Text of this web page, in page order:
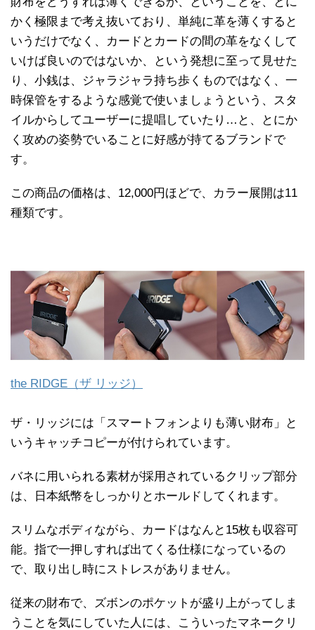
かく極限まで考え抜いており、単純に革を薄くすると
いうだけでなく、カードとカードの間の革をなくして
いけば良いのではないか、という発想に至って見せた
り、小銭は、ジャラジャラ持ち歩くものではなく、一
時保管をするような感覚で使いましょうという、スタ
イルからしてユーザーに提唱していたり…と、とにか
く攻めの姿勢でいることに好感が持てるブランドで
す。
この商品の価格は、12,000円ほどで、カラー展開は11
種類です。
the RIDGE（ザ リッジ）
ザ・リッジには「スマートフォンよりも薄い財布」と
いうキャッチコピーが付けられています。
バネに用いられる素材が採用されているクリップ部分
は、日本紙幣をしっかりとホールドしてくれます。
スリムなボディながら、カードはなんと15枚も収容可
能。指で一押しすれば出てくる仕様になっているの
で、取り出し時にストレスがありません。
従来の財布で、ズボンのポケットが盛り上がってしま
うことを気にしていた人には、こういったマネークリ